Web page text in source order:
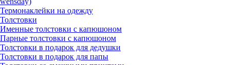
Термонаклейки на одежду
Толстовки
Именные толстовки с капюшоном
Парные толстовки с капюшоном
Толстовки в подарок для дедушки
Толстовки в подарок для папы